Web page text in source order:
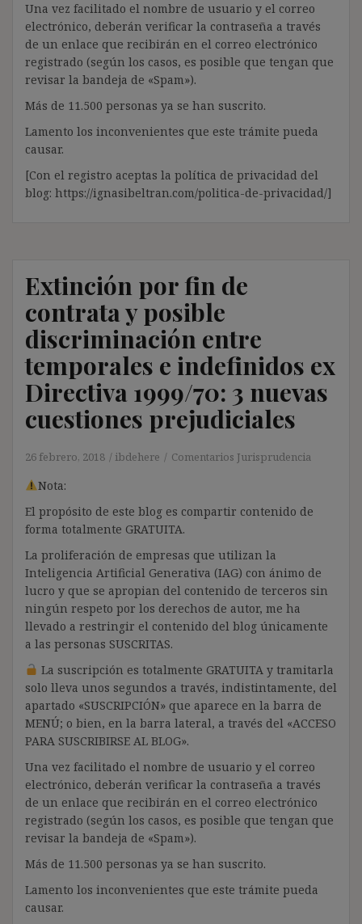
Una vez facilitado el nombre de usuario y el correo
electrónico, deberán verificar la contraseña a través
de un enlace que recibirán en el correo electrónico
registrado (según los casos, es posible que tengan que
revisar la bandeja de «Spam»).
Más de 11.500 personas ya se han suscrito.
Lamento los inconvenientes que este trámite pueda
causar.
[Con el registro aceptas la política de privacidad del
blog: https://ignasibeltran.com/politica-de-privacidad/]
Extinción por fin de
contrata y posible
discriminación entre
temporales e indefinidos ex
Directiva 1999/70: 3 nuevas
cuestiones prejudiciales
26 febrero, 2018 ibdehere Comentarios Jurisprudencia
Nota:
El propósito de este blog es compartir contenido de
forma totalmente GRATUITA.
La proliferación de empresas que utilizan la
Inteligencia Artificial Generativa (IAG) con ánimo de
lucro y que se apropian del contenido de terceros sin
ningún respeto por los derechos de autor, me ha
llevado a restringir el contenido del blog únicamente
a las personas SUSCRITAS.
La suscripción es totalmente GRATUITA y tramitarla
solo lleva unos segundos a través, indistintamente, del
apartado «SUSCRIPCIÓN» que aparece en la barra de
MENÚ; o bien, en la barra lateral, a través del «ACCESO
PARA SUSCRIBIRSE AL BLOG».
Una vez facilitado el nombre de usuario y el correo
electrónico, deberán verificar la contraseña a través
de un enlace que recibirán en el correo electrónico
registrado (según los casos, es posible que tengan que
revisar la bandeja de «Spam»).
Más de 11.500 personas ya se han suscrito.
Lamento los inconvenientes que este trámite pueda
causar.